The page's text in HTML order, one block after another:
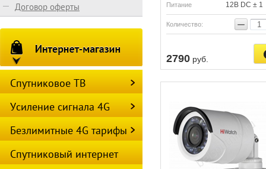
Питание 12В DC ± 1
Количество: −
2790 руб.
Договор оферты
Спутниковое ТВ
Усиление сигнала 4G
Безлимитные 4G тарифы
Спутниковый интернет